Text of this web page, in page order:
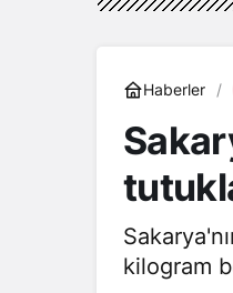
Haberler
kilogram